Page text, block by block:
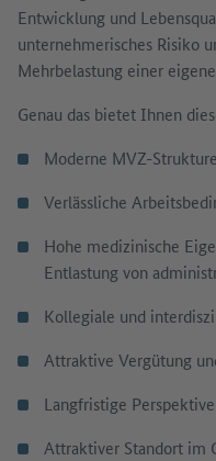
Entwicklung und
unternehmerisches Risiko
Mehrbelastung einer
Genau das bietet Ihnen
Moderne MVZ-
Verlässliche
Hohe medizinische
Entlastung von
Kollegiale und
Attraktive Vergütung
Langfristige
Attraktiver Standort im